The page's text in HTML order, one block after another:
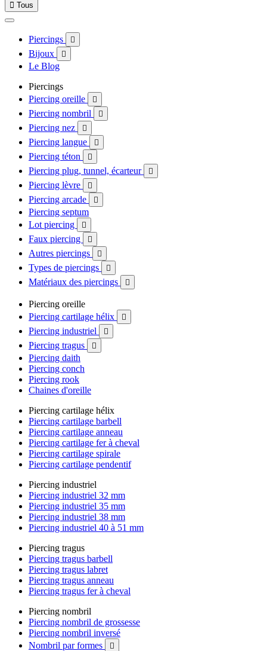
 Tous
Piercings 
Bijoux 
Le Blog
Piercings
Piercing oreille

Piercing nombril 
Piercing nez 
Piercing langue 
Piercing téton 
Piercing plug, tunnel, écarteur 
Piercing lèvre 
Piercing arcade 
Piercing septum
Lot piercing

Faux piercing 
Autres piercings 
Types de piercings 
Matériaux des piercings 
Piercing oreille
Piercing cartilage hélix

Piercing industriel 
Piercing tragus 
Piercing daith
Piercing conch
Piercing rook
Chaines d'oreille
Piercing cartilage hélix
Piercing cartilage barbell
Piercing cartilage anneau
Piercing cartilage fer à cheval
Piercing cartilage spirale
Piercing cartilage pendentif
Piercing industriel
Piercing industriel 32 mm
Piercing industriel 35 mm
Piercing industriel 38 mm
Piercing industriel 40 à 51 mm
Piercing tragus
Piercing tragus barbell
Piercing tragus labret
Piercing tragus anneau
Piercing tragus fer à cheval
Piercing nombril
Piercing nombril de grossesse
Piercing nombril inversé
Nombril par formes
